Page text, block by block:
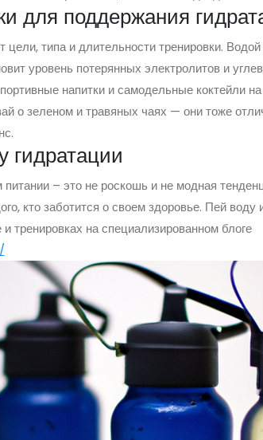
для поддержания
цели, типа и длительности тренировки.
уровень потерянных электролитов и
напитки и самодельные коктейли
о зеленом и травяных чаях — они тоже
гидратации
питании – это не роскошь и не модная
кто заботится о своем здоровье. Пей воду
тренировках на специализированном блоге